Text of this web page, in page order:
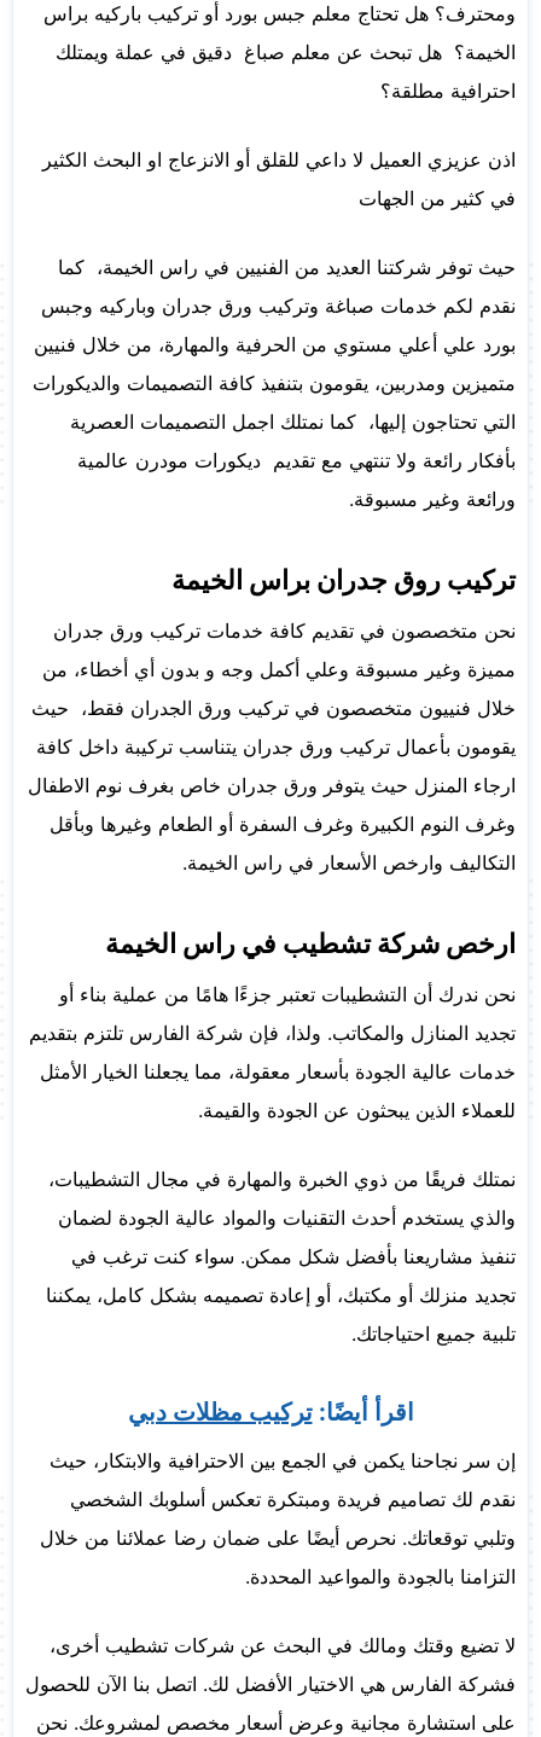
ومحترف؟ هل تحتاج معلم جبس بورد أو تركيب باركيه براس
الخيمة؟ هل تبحث عن معلم صباغ دقيق في عملة ويمتلك
احترافية مطلقة؟
اذن عزيزي العميل لا داعي للقلق أو الانزعاج او البحث الكثير
في كثير من الجهات
حيث توفر شركتنا العديد من الفنيين في راس الخيمة، كما
نقدم لكم خدمات صباغة وتركيب ورق جدران وباركيه وجبس
بورد علي أعلي مستوي من الحرفية والمهارة، من خلال فنيين
متميزين ومدربين، يقومون بتنفيذ كافة التصميمات والديكورات
التي تحتاجون إليها، كما نمتلك اجمل التصميمات العصرية
بأفكار رائعة ولا تنتهي مع تقديم ديكورات مودرن عالمية
ورائعة وغير مسبوقة.
تركيب روق جدران براس الخيمة
نحن متخصصون في تقديم كافة خدمات تركيب ورق جدران
مميزة وغير مسبوقة وعلي أكمل وجه و بدون أي أخطاء، من
خلال فنييون متخصصون في تركيب ورق الجدران فقط، حيث
يقومون بأعمال تركيب ورق جدران يتناسب تركيبة داخل كافة
ارجاء المنزل حيث يتوفر ورق جدران خاص بغرف نوم الاطفال
وغرف النوم الكبيرة وغرف السفرة أو الطعام وغيرها وبأقل
التكاليف وارخص الأسعار في راس الخيمة.
ارخص شركة تشطيب في راس الخيمة
نحن ندرك أن التشطيبات تعتبر جزءًا هامًا من عملية بناء أو
تجديد المنازل والمكاتب. ولذا، فإن شركة الفارس تلتزم بتقديم
خدمات عالية الجودة بأسعار معقولة، مما يجعلنا الخيار الأمثل
للعملاء الذين يبحثون عن الجودة والقيمة.
نمتلك فريقًا من ذوي الخبرة والمهارة في مجال التشطيبات،
والذي يستخدم أحدث التقنيات والمواد عالية الجودة لضمان
تنفيذ مشاريعنا بأفضل شكل ممكن. سواء كنت ترغب في
تجديد منزلك أو مكتبك، أو إعادة تصميمه بشكل كامل، يمكننا
تلبية جميع احتياجاتك.
اقرأ أيضًا:تركيب مظلات دبي
إن سر نجاحنا يكمن في الجمع بين الاحترافية والابتكار، حيث
نقدم لك تصاميم فريدة ومبتكرة تعكس أسلوبك الشخصي
وتلبي توقعاتك. نحرص أيضًا على ضمان رضا عملائنا من خلال
التزامنا بالجودة والمواعيد المحددة.
لا تضيع وقتك ومالك في البحث عن شركات تشطيب أخرى،
فشركة الفارس هي الاختيار الأفضل لك. اتصل بنا الآن للحصول
على استشارة مجانية وعرض أسعار مخصص لمشروعك. نحن